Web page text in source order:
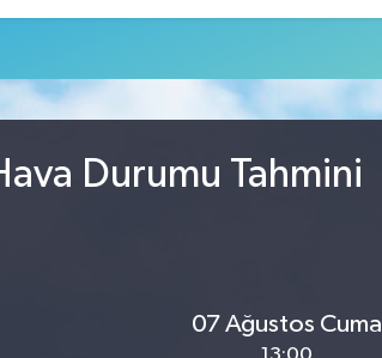
Durumu Tahmini
07 Ağustos Cuma